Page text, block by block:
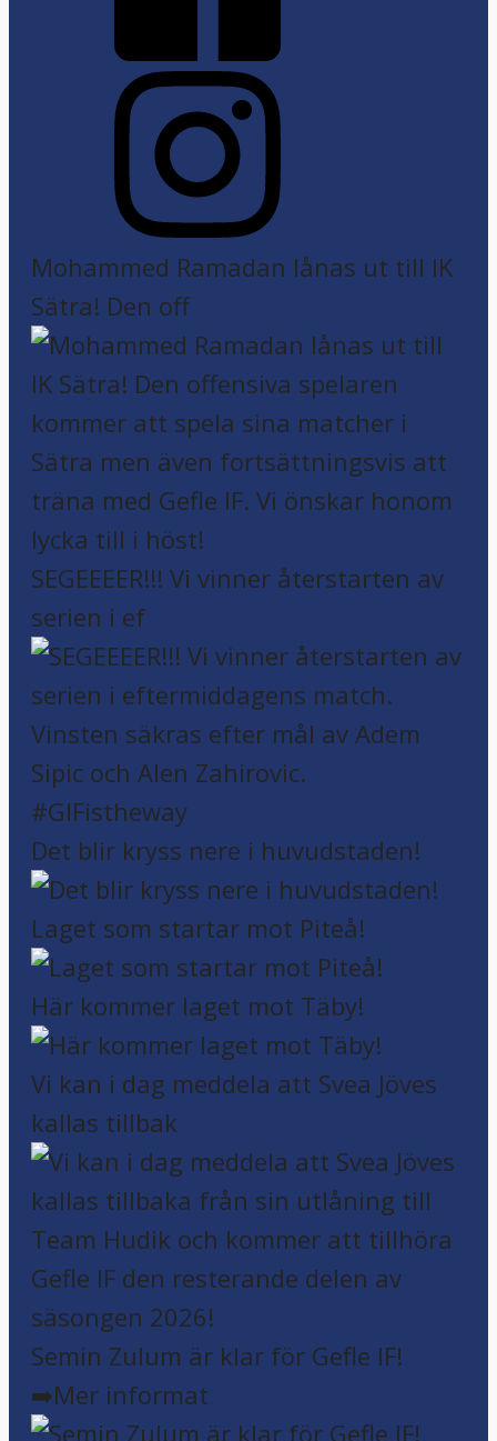
Mohammed Ramadan lånas ut till IK
Sätra! Den off
SEGEEEER!!! Vi vinner återstarten av
serien i ef
Det blir kryss nere i huvudstaden!
Laget som startar mot Piteå!
Här kommer laget mot Täby!
Vi kan i dag meddela att Svea Jöves
kallas tillbak
Semin Zulum är klar för Gefle IF!
➡️Mer informat